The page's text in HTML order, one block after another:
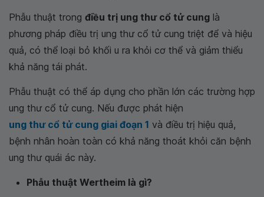
Phẫu thuật trong điều trị ung thư cổ tử cung là
phương pháp điều trị ung thư cổ tử cung triệt để và hiệu
quả, có thể loại bỏ khối u ra khỏi cơ thể và giảm thiểu
khả năng tái phát.
Phẫu thuật có thể áp dụng cho phần lớn các trường hợp
ung thư cổ tử cung. Nếu được phát hiện
ung thư cổ tử cung giai đoạn 1 và điều trị hiệu quả,
bệnh nhân hoàn toàn có khả năng thoát khỏi căn bệnh
ung thư quái ác này.
Phẫu thuật Wertheim là gì?